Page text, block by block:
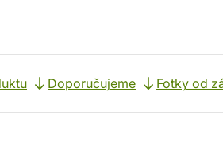
Doporučujeme Fotky od